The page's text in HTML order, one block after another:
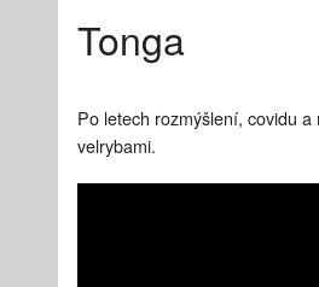
Tonga
Po letech rozmýšlení, covidu
velrybami.